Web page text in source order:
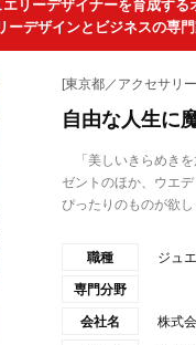
エリーデザイナーを育成する
ーデザインとビジネスの専
[東京都／アクセサリ
自由な人生に
「美しいきらめきを
ゼントのほか、ウエ
ぴったりのものが欲
職種 ジュ
専門分野
会社名 株式